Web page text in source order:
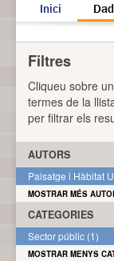
Inici
Filtres
Cliqueu sobre
termes de la
per filtrar els
AUTORS
Paisatge i Hàbitat
MOSTRAR MÉS
CATEGORIES
Sector públic (1)
MOSTRAR MENYS